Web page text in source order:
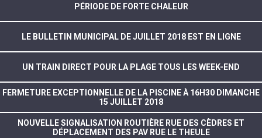
PÉRIODE DE FORTE CHALEUR
LE BULLETIN MUNICIPAL DE JUILLET 2018 EST EN LIGNE
UN TRAIN DIRECT POUR LA PLAGE TOUS LES WEEK-END
FERMETURE EXCEPTIONNELLE DE LA PISCINE À 16H30 DIMANCHE
15 JUILLET 2018
NOUVELLE SIGNALISATION ROUTIÈRE RUE DES CÈDRES ET
DÉPLACEMENT DES PAV RUE LE THEULE